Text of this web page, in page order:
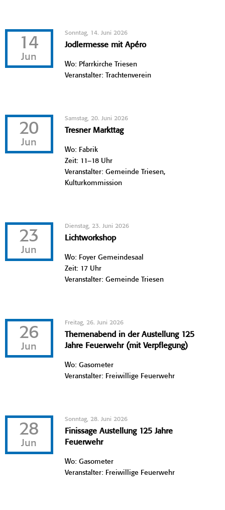
14
Jun
Sonntag, 14. Juni 2026
Jodlermesse mit Apéro
Wo: Pfarrkirche Triesen
Veranstalter: Trachtenverein
20
Jun
Samstag, 20. Juni 2026
Tresner Markttag
Wo: Fabrik
Zeit: 11–18 Uhr
Veranstalter: Gemeinde Triesen,
Kulturkommission
23
Jun
Dienstag, 23. Juni 2026
Lichtworkshop
Wo: Foyer Gemeindesaal
Zeit: 17 Uhr
Veranstalter: Gemeinde Triesen
26
Jun
Freitag, 26. Juni 2026
Themenabend in der Austellung 125
Jahre Feuerwehr (mit Verpflegung)
Wo: Gasometer
Veranstalter: Freiwillige Feuerwehr
28
Jun
Sonntag, 28. Juni 2026
Finissage Austellung 125 Jahre
Feuerwehr
Wo: Gasometer
Veranstalter: Freiwillige Feuerwehr